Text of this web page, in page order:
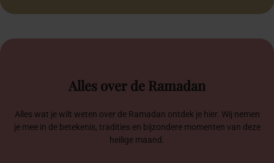
Alles over de Ramadan
Alles wat je wilt weten over de Ramadan ontdek je hier. Wij nemen
je mee in de betekenis, tradities en bijzondere momenten van deze
heilige maand.